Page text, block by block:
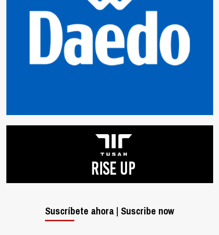
Suscríbete ahora | Suscribe now